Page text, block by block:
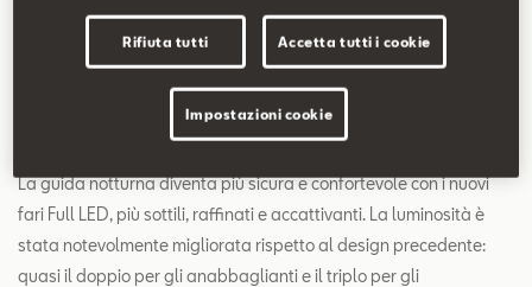
Nuovi fari Full LED
La guida notturna diventa più sicura e confortevole con i nuovi
fari Full LED, più sottili, raffinati e accattivanti. La luminosità è
stata notevolmente migliorata rispetto al design precedente:
quasi il doppio per gli anabbaglianti e il triplo per gli
Rifiuta tutti Accetta tutti i cookie
Impostazioni cookie